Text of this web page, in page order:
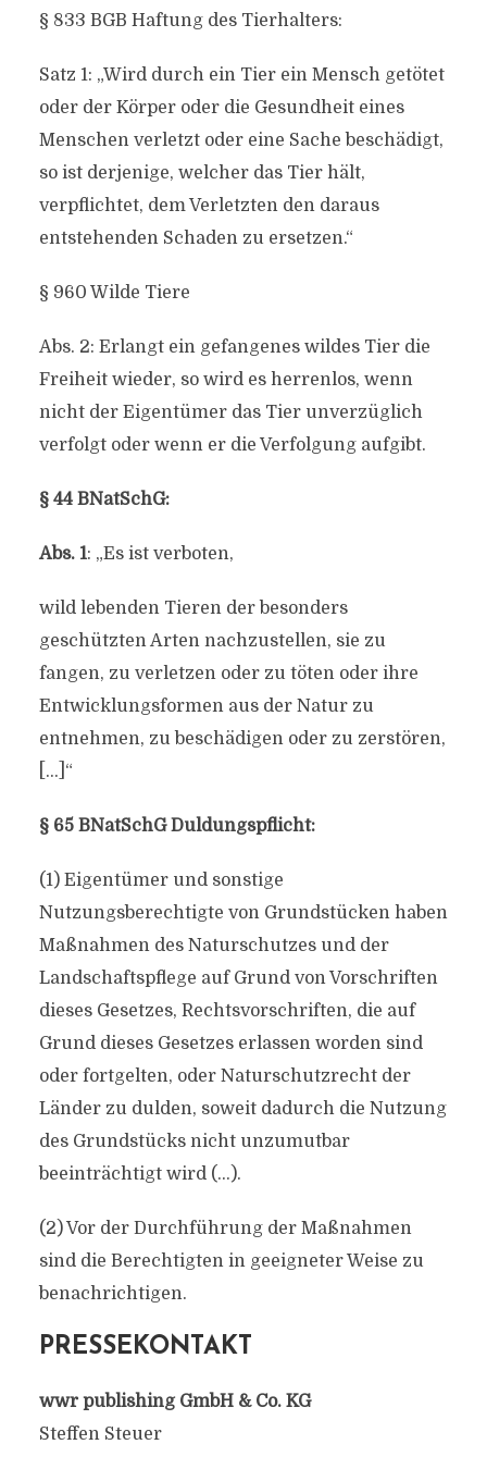
§ 833 BGB Haftung des Tierhalters:
Satz 1: „Wird durch ein Tier ein Mensch getötet
oder der Körper oder die Gesundheit eines
Menschen verletzt oder eine Sache beschädigt,
so ist derjenige, welcher das Tier hält,
verpflichtet, dem Verletzten den daraus
entstehenden Schaden zu ersetzen.“
§ 960 Wilde Tiere
Abs. 2: Erlangt ein gefangenes wildes Tier die
Freiheit wieder, so wird es herrenlos, wenn
nicht der Eigentümer das Tier unverzüglich
verfolgt oder wenn er die Verfolgung aufgibt.
§ 44 BNatSchG:
Abs. 1: „Es ist verboten,
wild lebenden Tieren der besonders
geschützten Arten nachzustellen, sie zu
fangen, zu verletzen oder zu töten oder ihre
Entwicklungsformen aus der Natur zu
entnehmen, zu beschädigen oder zu zerstören,
[…]“
§ 65 BNatSchG Duldungspflicht:
(1) Eigentümer und sonstige
Nutzungsberechtigte von Grundstücken haben
Maßnahmen des Naturschutzes und der
Landschaftspflege auf Grund von Vorschriften
dieses Gesetzes, Rechtsvorschriften, die auf
Grund dieses Gesetzes erlassen worden sind
oder fortgelten, oder Naturschutzrecht der
Länder zu dulden, soweit dadurch die Nutzung
des Grundstücks nicht unzumutbar
beeinträchtigt wird (…).
(2) Vor der Durchführung der Maßnahmen
sind die Berechtigten in geeigneter Weise zu
benachrichtigen.
PRESSEKONTAKT
wwr publishing GmbH & Co. KG
Steffen Steuer